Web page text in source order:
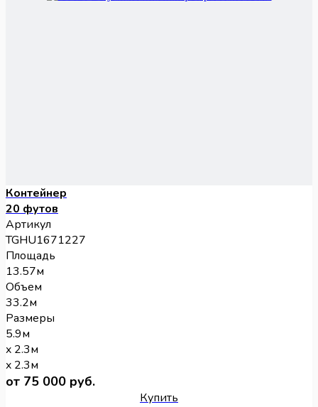
Контейнер
20 футов
Артикул
TGHU1671227
Площадь
13.57м
Объем
33.2м
Размеры
5.9м
x 2.3м
x 2.3м
от 75 000 руб.
Купить